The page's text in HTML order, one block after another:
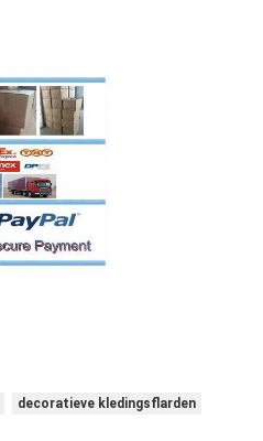
decoratieve kledingsflarden